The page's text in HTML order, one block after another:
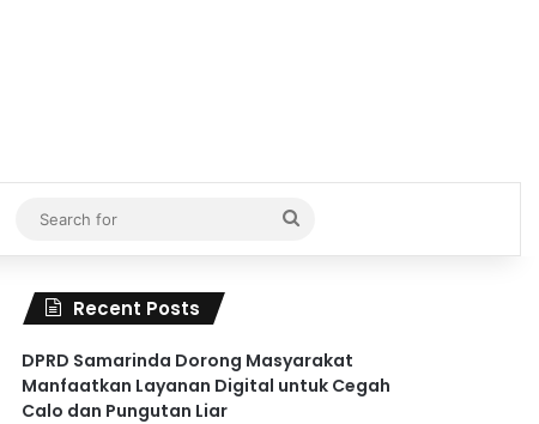
Search
for
Recent Posts
DPRD Samarinda Dorong Masyarakat
Manfaatkan Layanan Digital untuk Cegah
Calo dan Pungutan Liar